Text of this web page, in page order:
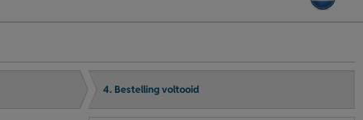
4. Bestelling voltooid